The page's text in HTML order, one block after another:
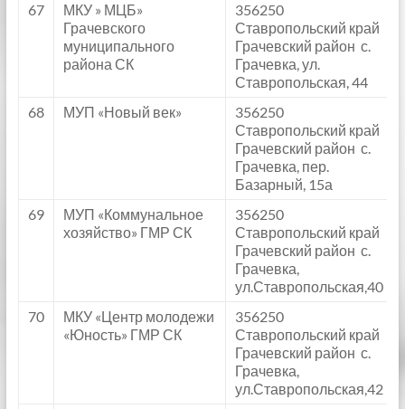
67
МКУ » МЦБ»
Грачевского
муниципального
района СК
356250
Ставропольский край
Грачевский район с.
Грачевка, ул.
Ставропольская, 44
68
МУП «Новый век»
356250
Ставропольский край
Грачевский район с.
Грачевка, пер.
Базарный, 15а
69
МУП «Коммунальное
хозяйство» ГМР СК
356250
Ставропольский край
Грачевский район с.
Грачевка,
ул.Ставропольская,40
70
МКУ «Центр молодежи
«Юность» ГМР СК
356250
Ставропольский край
Грачевский район с.
Грачевка,
ул.Ставропольская,42